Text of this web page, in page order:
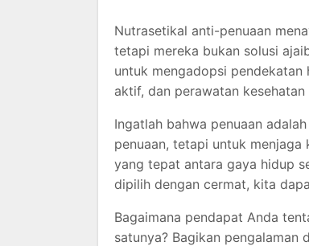
Nutrasetikal anti-penuaan
tetapi mereka bukan solusi
untuk mengadopsi
aktif, dan perawatan
Ingatlah bahwa penuaan
penuaan, tetapi untuk
yang tepat antara gaya hidup
dipilih dengan cermat, kita
Bagaimana pendapat Anda
satunya? Bagikan pengalaman